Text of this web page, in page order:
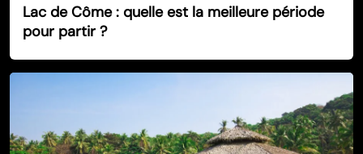
Lac de Côme : quelle est la meilleure période
pour partir ?